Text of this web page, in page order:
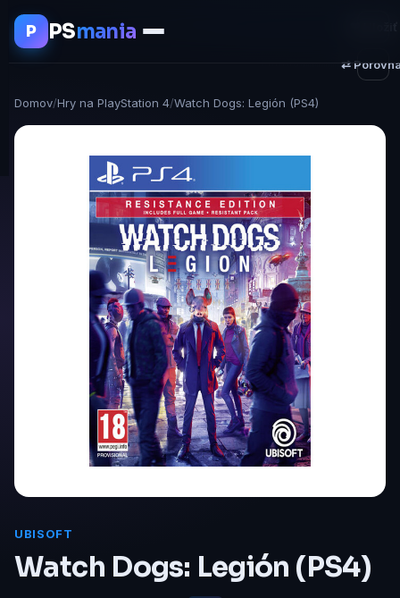
P PSmania
Domov/Hry na PlayStation 4/Watch Dogs: Legión (PS4)
UBISOFT
Watch Dogs: Legión (PS4)
⇄